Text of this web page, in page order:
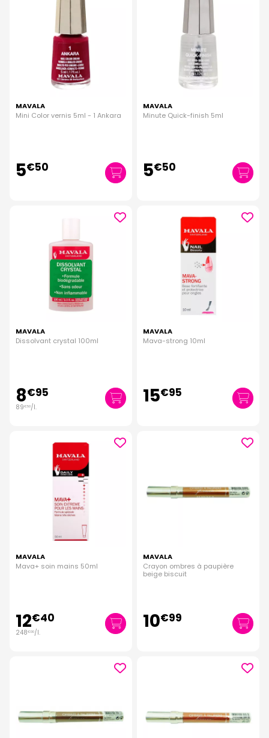
MAVALA
Mini Color vernis 5ml - 1 Ankara
5€50
MAVALA
Minute Quick-finish 5ml
5€50
MAVALA
Dissolvant crystal 100ml
8€95
89€50/l.
MAVALA
Mava-strong 10ml
15€95
MAVALA
Mava+ soin mains 50ml
12€40
248€00/l.
MAVALA
Crayon ombres à paupière
beige biscuit
10€99